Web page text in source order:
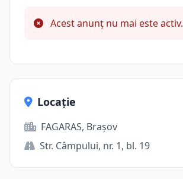
Acest anunț nu mai este activ.
Locație
FAGARAS, Brașov
Str. Câmpului, nr. 1, bl. 19